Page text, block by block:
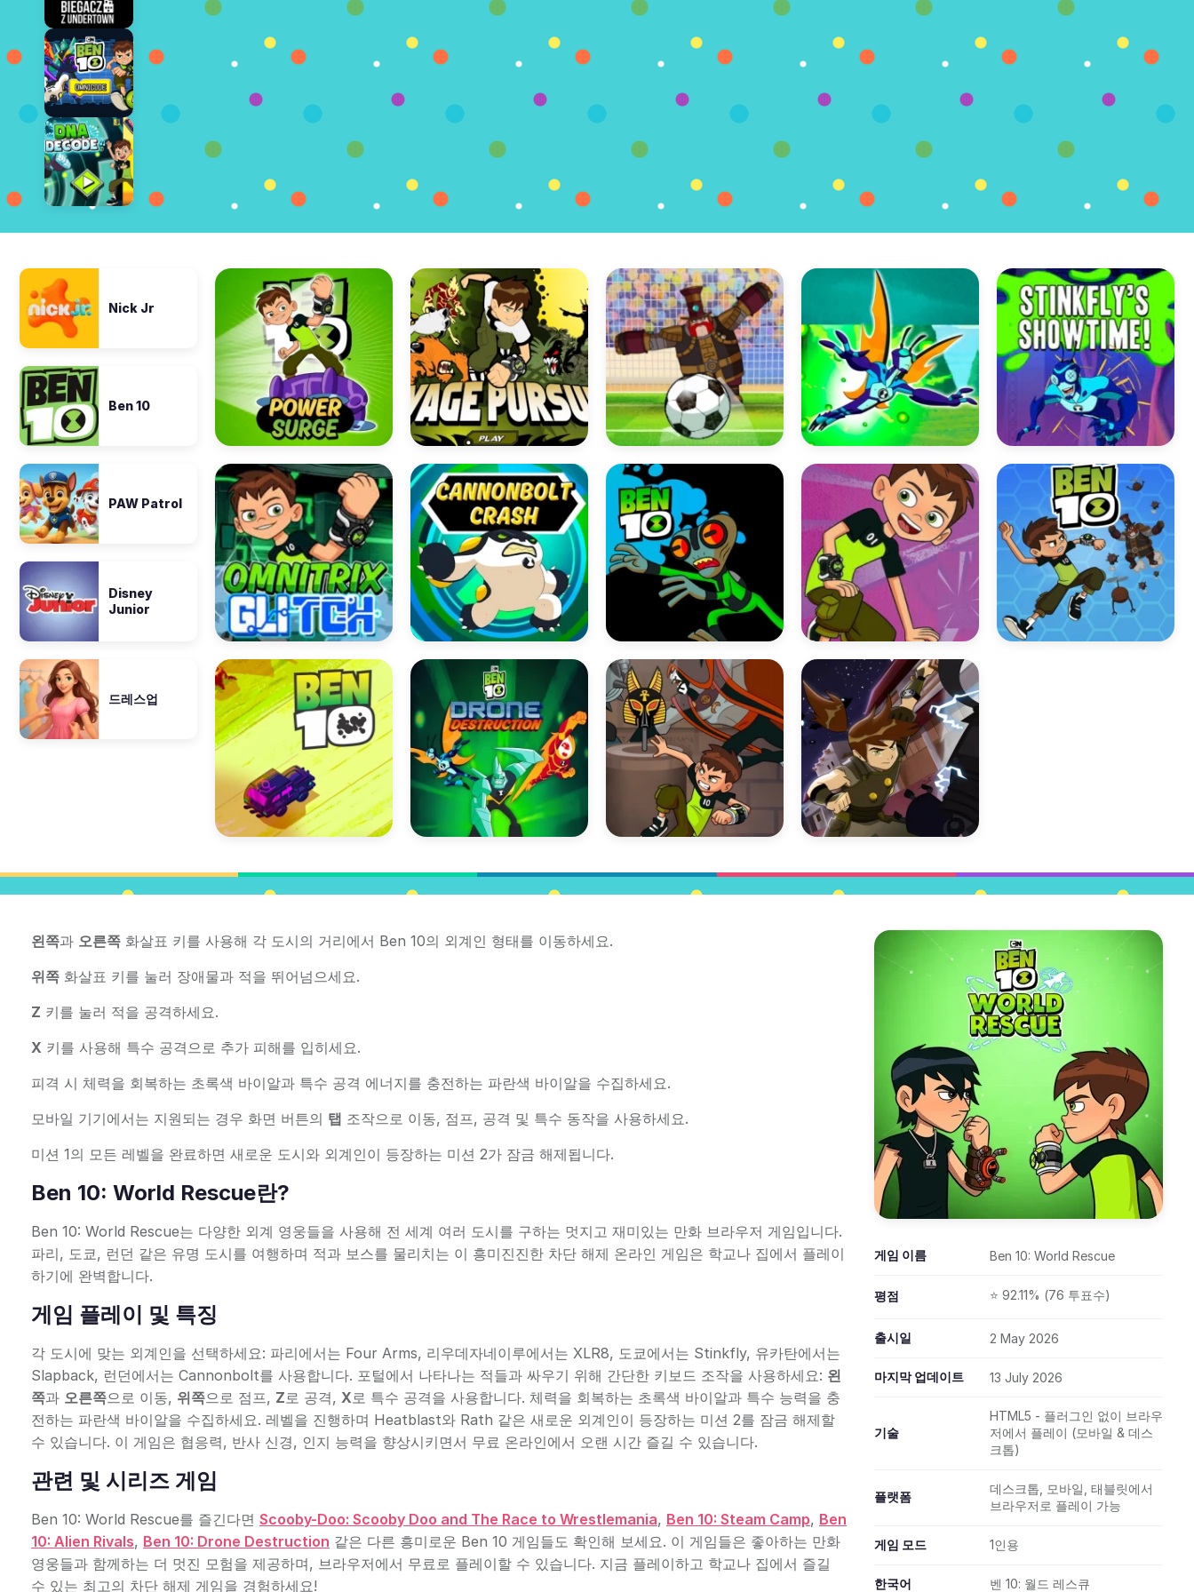
Nick Jr
Ben 10
PAW Patrol
Disney
Junior
드레스업
왼쪽과 오른쪽 화살표 키를 사용해 각 도시의 거리에서 Ben 10의 외계인 형태를 이동하세요.
위쪽 화살표 키를 눌러 장애물과 적을 뛰어넘으세요.
Z 키를 눌러 적을 공격하세요.
X 키를 사용해 특수 공격으로 추가 피해를 입히세요.
피격 시 체력을 회복하는 초록색 바이알과 특수 공격 에너지를 충전하는 파란색 바이알을 수집하세요.
모바일 기기에서는 지원되는 경우 화면 버튼의 탭 조작으로 이동, 점프, 공격 및 특수 동작을 사용하세요.
미션 1의 모든 레벨을 완료하면 새로운 도시와 외계인이 등장하는 미션 2가 잠금 해제됩니다.
Ben 10: World Rescue란?
Ben 10: World Rescue는 다양한 외계 영웅들을 사용해 전 세계 여러 도시를 구하는 멋지고 재미있는 만화 브라우저 게임입니다.
파리, 도쿄, 런던 같은 유명 도시를 여행하며 적과 보스를 물리치는 이 흥미진진한 차단 해제 온라인 게임은 학교나 집에서 플레이
하기에 완벽합니다.
게임 플레이 및 특징
각 도시에 맞는 외계인을 선택하세요: 파리에서는 Four Arms, 리우데자네이루에서는 XLR8, 도쿄에서는 Stinkfly, 유카탄에서는
Slapback, 런던에서는 Cannonbolt를 사용합니다. 포털에서 나타나는 적들과 싸우기 위해 간단한 키보드 조작을 사용하세요: 왼
쪽과 오른쪽으로 이동, 위쪽으로 점프, Z로 공격, X로 특수 공격을 사용합니다. 체력을 회복하는 초록색 바이알과 특수 능력을 충
전하는 파란색 바이알을 수집하세요. 레벨을 진행하며 Heatblast와 Rath 같은 새로운 외계인이 등장하는 미션 2를 잠금 해제할
수 있습니다. 이 게임은 협응력, 반사 신경, 인지 능력을 향상시키면서 무료 온라인에서 오랜 시간 즐길 수 있습니다.
관련 및 시리즈 게임
Ben 10: World Rescue를 즐긴다면 Scooby-Doo: Scooby Doo and The Race to Wrestlemania, Ben 10: Steam Camp, Ben
10: Alien Rivals, Ben 10: Drone Destruction 같은 다른 흥미로운 Ben 10 게임들도 확인해 보세요. 이 게임들은 좋아하는 만화
영웅들과 함께하는 더 멋진 모험을 제공하며, 브라우저에서 무료로 플레이할 수 있습니다. 지금 플레이하고 학교나 집에서 즐길
수 있는 최고의 차단 해제 게임을 경험하세요!
게임 이름 Ben 10: World Rescue
평점 ⭐ 92.11% (76 투표수)
출시일 2 May 2026
마지막 업데이트 13 July 2026
기술
HTML5 - 플러그인 없이 브라우
저에서 플레이 (모바일 & 데스
크톱)
플랫폼
데스크톱, 모바일, 태블릿에서
브라우저로 플레이 가능
게임 모드 1인용
한국어 벤 10: 월드 레스큐